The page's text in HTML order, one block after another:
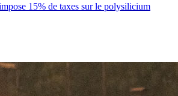
15% de taxes sur le polysilicium